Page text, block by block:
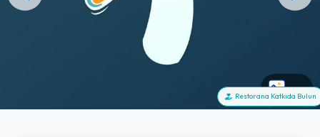
+0
Restorana Katkıda Bulun